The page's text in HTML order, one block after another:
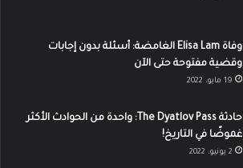
وفاة Elisa Lam الغامضة: أسئلة بدون إجابات
وقضية مفتوحة حتى الآن
19 مايو، 2022
حادثة The Dyatlov Pass: واحدة من الحوادث الأكثر
غموضًا في التاريخ!
2 يونيو، 2022